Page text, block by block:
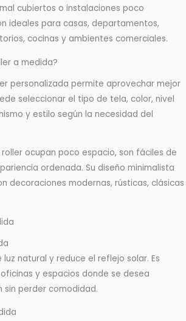
cubiertos o instalaciones poco
ideales para casas, departamentos,
cocinas y ambientes comerciales.
a medida?
personalizada permite aprovechar mejor
seleccionar el tipo de tela, color, nivel
y estilo según la necesidad del
ocupan poco espacio, son fáciles de
ordenada. Su diseño minimalista
decoraciones modernas, rústicas, clásicas
natural y reduce el reflejo solar. Es
y espacios donde se desea
sin perder comodidad.